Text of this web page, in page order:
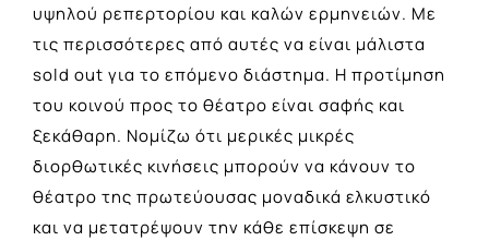
υψηλού ρεπερτορίου και καλών ερμηνειών. Με
τις περισσότερες από αυτές να είναι μάλιστα
sold out για το επόμενο διάστημα. Η προτίμηση
του κοινού προς το θέατρο είναι σαφής και
ξεκάθαρη. Νομίζω ότι μερικές μικρές
διορθωτικές κινήσεις μπορούν να κάνουν το
θέατρο της πρωτεύουσας μοναδικά ελκυστικό
και να μετατρέψουν την κάθε επίσκεψη σε